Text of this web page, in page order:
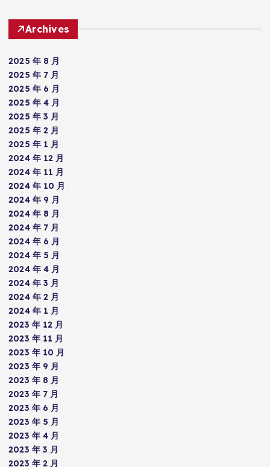
Archives
2025 年 8 月
2025 年 7 月
2025 年 6 月
2025 年 4 月
2025 年 3 月
2025 年 2 月
2025 年 1 月
2024 年 12 月
2024 年 11 月
2024 年 10 月
2024 年 9 月
2024 年 8 月
2024 年 7 月
2024 年 6 月
2024 年 5 月
2024 年 4 月
2024 年 3 月
2024 年 2 月
2024 年 1 月
2023 年 12 月
2023 年 11 月
2023 年 10 月
2023 年 9 月
2023 年 8 月
2023 年 7 月
2023 年 6 月
2023 年 5 月
2023 年 4 月
2023 年 3 月
2023 年 2 月